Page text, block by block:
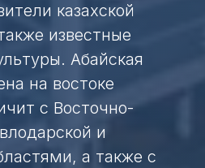
казахской
известные
Абайская
на востоке
с Восточно-
и
а также с